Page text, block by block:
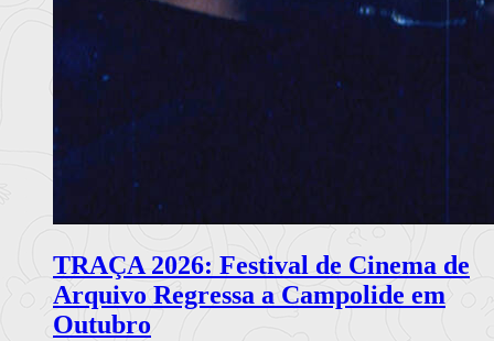
TRAÇA 2026: Festival de Cinema de
Arquivo Regressa a Campolide em
Outubro